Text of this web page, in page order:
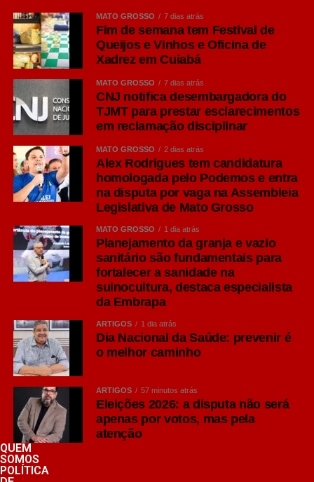
Facebook
Twitter
Messenger
LinkedIn
Share
MATO GROSSO 7 dias atrás
Fim de semana tem Festival de
Queijos e Vinhos e Oficina de
Xadrez em Cuiabá
MATO GROSSO 7 dias atrás
CNJ notifica desembargadora do
TJMT para prestar esclarecimentos
em reclamação disciplinar
MATO GROSSO 2 dias atrás
Alex Rodrigues tem candidatura
homologada pelo Podemos e entra
na disputa por vaga na Assembleia
Legislativa de Mato Grosso
MATO GROSSO 1 dia atrás
Planejamento da granja e vazio
sanitário são fundamentais para
fortalecer a sanidade na
suinocultura, destaca especialista
da Embrapa
ARTIGOS 1 dia atrás
Dia Nacional da Saúde: prevenir é
o melhor caminho
ARTIGOS 57 minutos atrás
Eleições 2026: a disputa não será
apenas por votos, mas pela
atenção
QUEM
SOMOS
POLÍTICA